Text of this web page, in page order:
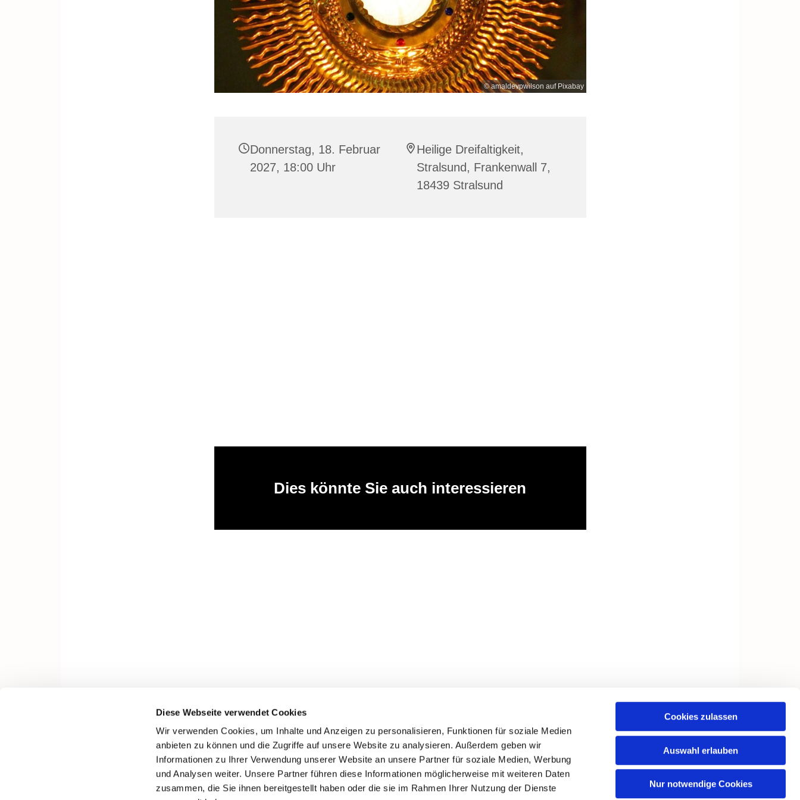
Diese Webseite verwendet Cookies
Wir verwenden Cookies, um Inhalte und Anzeigen zu personalisieren, Funktionen für soziale Medien
anbieten zu können und die Zugriffe auf unsere Website zu analysieren. Außerdem geben wir
Informationen zu Ihrer Verwendung unserer Website an unsere Partner für soziale Medien, Werbung
und Analysen weiter. Unsere Partner führen diese Informationen möglicherweise mit weiteren Daten
zusammen, die Sie ihnen bereitgestellt haben oder die sie im Rahmen Ihrer Nutzung der Dienste
Cookies zulassen
Auswahl erlauben
Nur notwendige Cookies
© amaldevpwilson auf Pixabay
Donnerstag, 18. Februar
2027, 18:00 Uhr
Heilige Dreifaltigkeit,
Stralsund, Frankenwall 7,
18439 Stralsund
Dies könnte Sie auch interessieren